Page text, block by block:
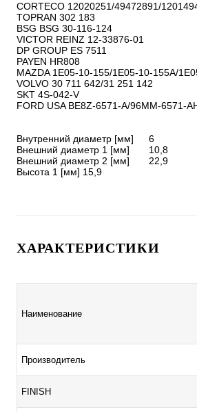
CORTECO 12020251/49472891/
TOPRAN 302 183
BSG BSG 30-116-124
VICTOR REINZ 12-33876-01
DP GROUP ES 7511
PAYEN HR808
MAZDA 1E05-10-155/1E05-10-155A/
VOLVO 30 711 642/31 251 142
SKT 4S-042-V
FORD USA BE8Z-6571-A/96MM-6571-
Внутренний диаметр [мм]	6
Внешний диаметр 1 [мм]	10,8
Внешний диаметр 2 [мм]	22,9
Высота 1 [мм]	15,9
ХАРАКТЕРИСТИКИ
Наименование
Производитель
FINISH